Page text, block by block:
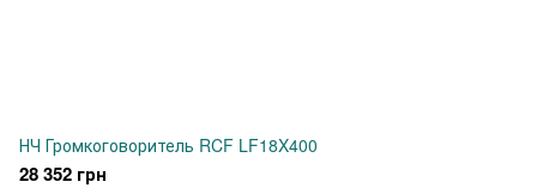
НЧ Громкоговоритель RCF LF18X400
28 352 грн